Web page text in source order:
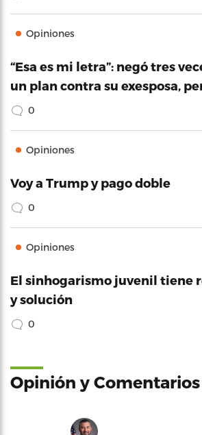
Opiniones
“Esa es mi letra”: negó tres
un plan contra su exesposa,
0
Opiniones
Voy a Trump y pago doble
0
Opiniones
El sinhogarismo juvenil tiene
y solución
0
Opinión y Comentarios